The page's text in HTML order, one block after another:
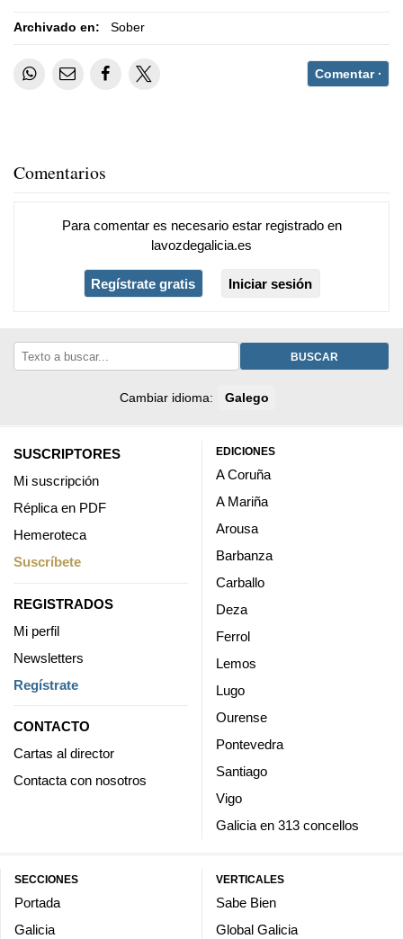
Archivado en: Sober
Comentar ·
Comentarios
Para comentar es necesario estar registradoen
lavozdegalicia.es
Regístrate gratis Iniciar sesión
BUSCAR
Cambiar idioma: Galego
SUSCRIPTORES
Mi suscripción
Réplica en PDF
Hemeroteca
Suscríbete
REGISTRADOS
Mi perfil
Newsletters
Regístrate
CONTACTO
Cartas al director
Contacta con nosotros
EDICIONES
A Coruña
A Mariña
Arousa
Barbanza
Carballo
Deza
Ferrol
Lemos
Lugo
Ourense
Pontevedra
Santiago
Vigo
Galicia en 313 concellos
SECCIONES
Portada
Galicia
VERTICALES
Sabe Bien
Global Galicia